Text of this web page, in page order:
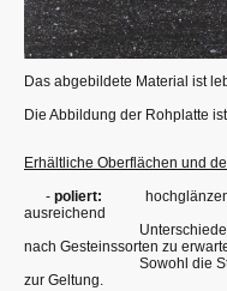
Das abgebildete Material ist
Die Abbildung der Rohplatte
Erhältliche Oberflächen und
- poliert:
hochglänzend
ausreichend
Unterschiede im
nach Gesteinssorten zu
Sowohl die Struktur
zur Geltung.